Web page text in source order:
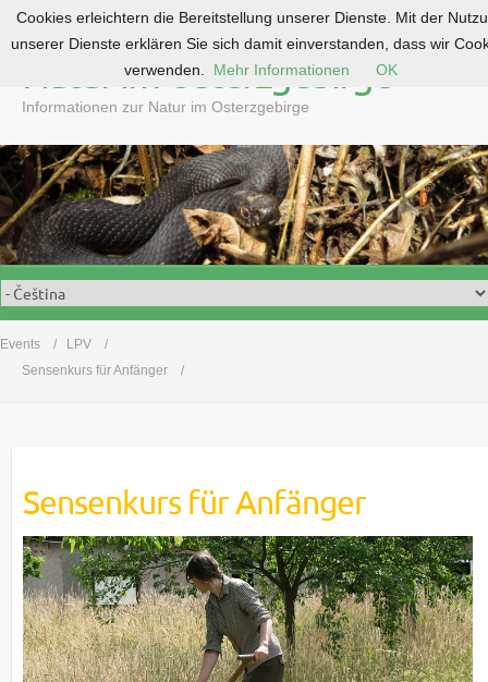
o
c
o
n
t
e
n
Natur im Osterzgebirge
Informationen zur Natur im Osterzgebirge
Events
LPV
Sensenkurs für Anfänger
Sensenkurs für Anfänger
Cookies erleichtern die Bereitstellung unserer Dienste. Mit der
unserer Dienste erklären Sie sich damit einverstanden, dass wir
verwenden.
Mehr Informationen OK